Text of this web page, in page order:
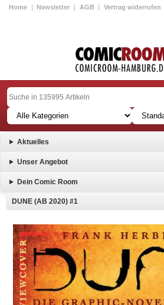
Home | Newsletter | AGB | Vertrag widerrufen
Aktuelles
Unser Angebot
Dein Comic Room
DUNE (AB 2020) #1